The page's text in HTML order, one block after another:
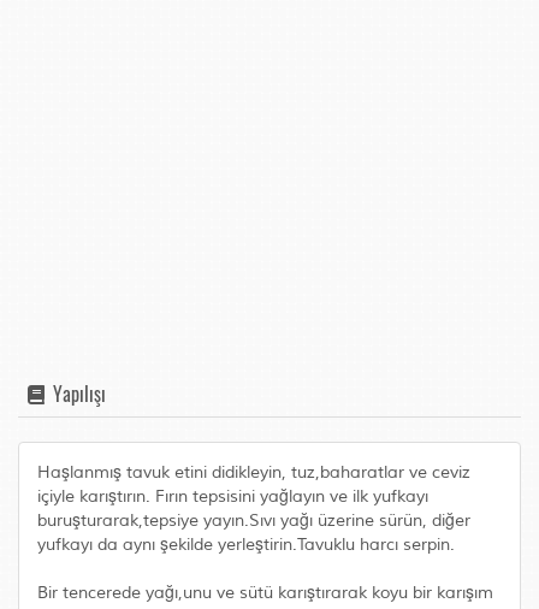
Yapılışı
Haşlanmış tavuk etini didikleyin, tuz,baharatlar ve ceviz
içiyle karıştırın. Fırın tepsisini yağlayın ve ilk yufkayı
buruşturarak,tepsiye yayın.Sıvı yağı üzerine sürün, diğer
yufkayı da aynı şekilde yerleştirin.Tavuklu harcı serpin.
Bir tencerede yağı,unu ve sütü karıştırarak koyu bir karışım